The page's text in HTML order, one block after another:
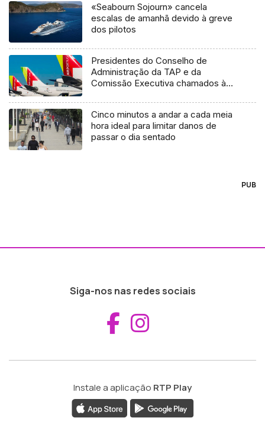
«Seabourn Sojourn» cancela
escalas de amanhã devido à greve
dos pilotos
Presidentes do Conselho de
Administração da TAP e da
Comissão Executiva chamados à
Cinco minutos a andar a cada meia
hora ideal para limitar danos de
passar o dia sentado
PUB
Siga-nos nas redes sociais
Aceder ao
Instale a aplicação RTP Play